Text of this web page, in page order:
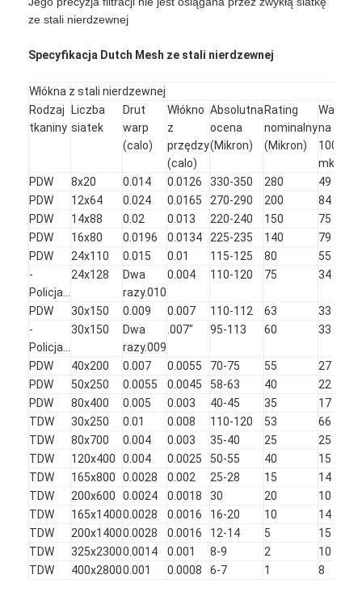
Dom
ze stali nierdzewnej
Specyfikacja Dutch Mesh ze stali nierdzewnej
Włókna z stali nierdzewnej
Rodzaj
tkaniny
Liczba
siatek
Drut
warp
(calo)
Włókno
z
przędzy
(calo)
Absolutna
ocena
(Mikron)
Rating
nominalny
(Mikron)
Waga
na
100
mkw.
PDW
8x20 0.014 0.0126 330-350 280
49
PDW
12x64 0.024 0.0165 270-290 200
84
PDW
14x88 0.02 0.013 220-240 150
75
PDW
16x80 0.0196 0.0134 225-235 140
79
PDW
24x110 0.015 0.01 115-125 80
55
-
Policja...
24x128
Dwa
razy.010
0.004 110-120 75 34
PDW 30x150 0.009 0.007 110-112 63
33
-
Policja...
30x150
Dwa
razy.009
.007" 95-113 60 33
PDW 40x200 0.007 0.0055 70-75 55
27
PDW
50x250 0.0055 0.0045 58-63 40
22
PDW
80x400 0.005 0.003 40-45 35
17
TDW
30x250 0.01 0.008 110-120 53
66
TDW
80x700 0.004 0.003 35-40 25
25
TDW
120x400 0.004 0.0025 50-55 40
15
TDW
165x800 0.0028 0.002 25-28 15
14
TDW
200x600 0.0024 0.0018 30 20
10
TDW
165x14000.0028 0.0016 16-20 10
14
TDW
200x14000.0028 0.0016 12-14 5
15
TDW
325x23000.0014 0.001 8-9 2
10
TDW
400x28000.001 0.0008 6-7 1 8